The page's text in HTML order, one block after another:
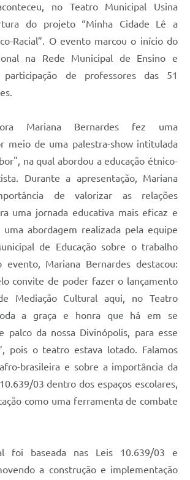
no Teatro Municipal Usina
do projeto “Minha Cidade Lê a
Racial”. O evento marcou o início do
na Rede Municipal de Ensino e
de professores das 51
Mariana Bernardes fez uma
meio de uma palestra-show intitulada
na qual abordou a educação étnico-
Durante a apresentação, Mariana
de valorizar as relações
uma jornada educativa mais eficaz e
uma abordagem realizada pela equipe
de Educação sobre o trabalho
evento, Mariana Bernardes destacou:
convite de poder fazer o lançamento
Mediação Cultural aqui, no Teatro
a graça e honra que há em se
palco da nossa Divinópolis, para esse
pois o teatro estava lotado. Falamos
brasileira e sobre a importância da
03 dentro dos espaços escolares,
como uma ferramenta de combate
foi baseada nas Leis 10.639/03 e
a construção e implementação